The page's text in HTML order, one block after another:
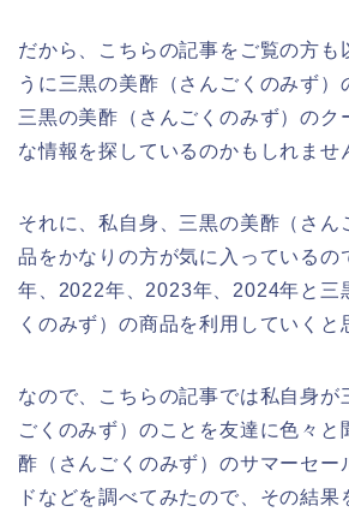
だから、こちらの記事をご覧の方も
うに三黒の美酢（さんごくのみず）
三黒の美酢（さんごくのみず）のク
な情報を探しているのかもしれませ
それに、私自身、三黒の美酢（さん
品をかなりの方が気に入っているの
年、2022年、2023年、2024年と三
くのみず）の商品を利用していくと
なので、こちらの記事では私自身が
ごくのみず）のことを友達に色々と
酢（さんごくのみず）のサマーセー
ドなどを調べてみたので、その結果